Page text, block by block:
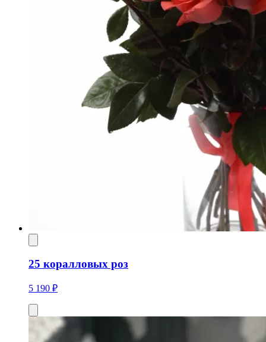
25 коралловых роз
5 190 ₽